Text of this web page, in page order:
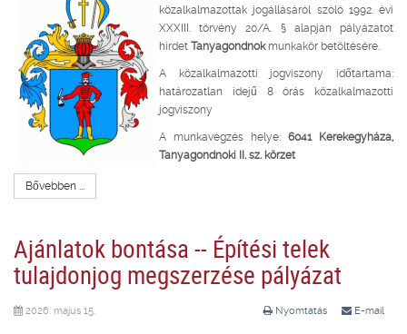
közalkalmazottak jogállásáról szóló 1992. évi
XXXIII. törvény 20/A. § alapján pályázatot
hirdet Tanyagondnokmunkakör betöltésére.
A közalkalmazotti jogviszony időtartama:
határozatlan idejű 8 órás közalkalmazotti
jogviszony
A munkavégzés helye: 6041 Kerekegyháza,
Tanyagondnoki II. sz. körzet
Bővebben ...
Ajánlatok bontása -- Építési telek
tulajdonjog megszerzése pályázat
Nyomtatás E-mail
2026. május 15.